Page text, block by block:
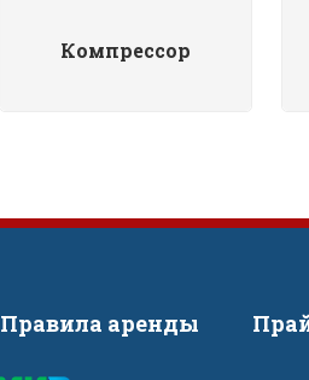
Компрессор
Правила аренды